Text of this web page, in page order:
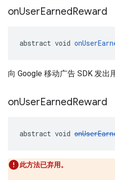
onUserEarnedReward
abstract void
向 Google 移动广告 SDK 发出
onUserEarnedReward
abstract void
此方法已弃用。